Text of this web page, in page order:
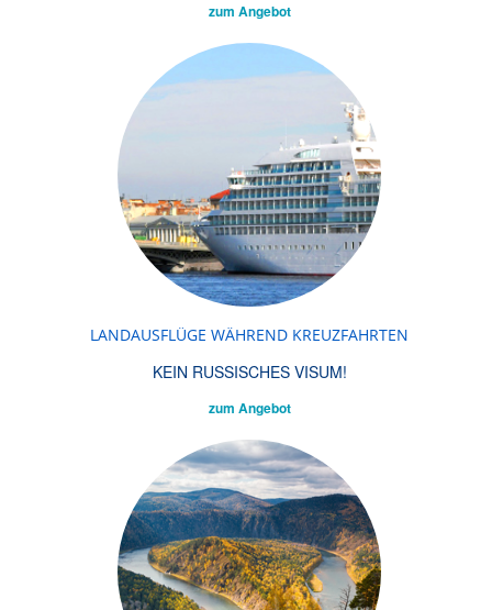
zum Angebot
LANDAUSFLÜGE WÄHREND KREUZFAHRTEN
KEIN RUSSISCHES VISUM!
zum Angebot